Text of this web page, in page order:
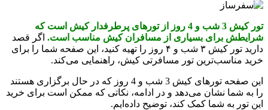
تور کیش 3 شب و 4 روز از تورهای پرطرفدار کیش است که
شرایطش برای بسیاری از مسافران کیش مناسب است. اگر قصد
دارید تور کیش ۳ شب و ۴ روز را تهیه کنید، این صفحه شما را برای
خرید مناسب‌ترین تور مسافرتی کیش، راهنمایی می‌کند.
این صفحه تورهای کیش 3 شب و 4 روز که در حال برگزاری هستند
را به شما نشان می‌دهد و در ادامه، نکاتی که ممکن است برای خرید
این تور به شما کمک کند، توضیح داده‌ایم.